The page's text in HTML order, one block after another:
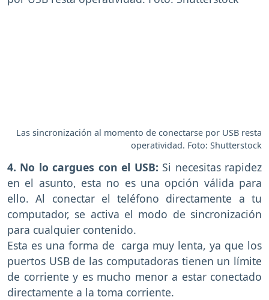
Las sincronización al momento de conectarse por USB resta
operatividad. Foto: Shutterstock
4. No lo cargues con el USB: Si necesitas rapidez
en el asunto, esta no es una opción válida para
ello. Al conectar el teléfono directamente a tu
computador, se activa el modo de sincronización
para cualquier contenido.
Esta es una forma de carga muy lenta, ya que los
puertos USB de las computadoras tienen un límite
de corriente y es mucho menor a estar conectado
directamente a la toma corriente.